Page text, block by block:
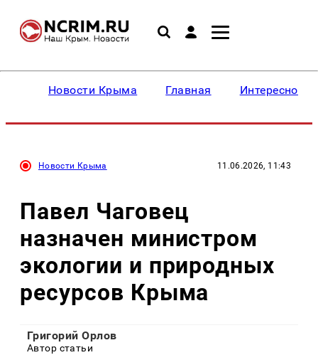
Новости Крыма Главная Интересное
Новости Крыма 11.06.2026, 11:43
Павел Чаговец
назначен министром
экологии и природных
ресурсов Крыма
Григорий Орлов
Автор статьи